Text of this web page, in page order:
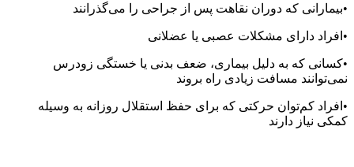
•بیمارانی که دوران نقاهت پس از جراحی را می‌گذرانند
•افراد دارای مشکلات عصبی یا عضلانی
•کسانی که به دلیل بیماری، ضعف بدنی یا خستگی زودرس
نمی‌توانند مسافت زیادی راه بروند
•افراد کم‌توان حرکتی که برای حفظ استقلال روزانه به وسیله
کمکی نیاز دارند